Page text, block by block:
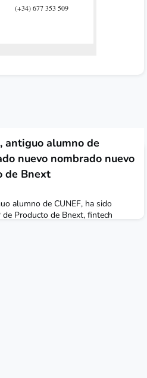
(+34) 677 353 509
antiguo alumno de
nuevo nombrado nuevo
de Bnext
alumno de CUNEF, ha sido
Producto de Bnext, fintech